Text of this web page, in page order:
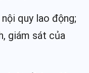
quy lao động;
giám sát của